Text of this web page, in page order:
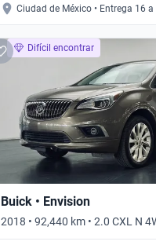
Ciudad de México • Entrega 16
Difícil encontrar
Buick • Envision
2018 • 92,440 km • 2.0 CXL N
Automático